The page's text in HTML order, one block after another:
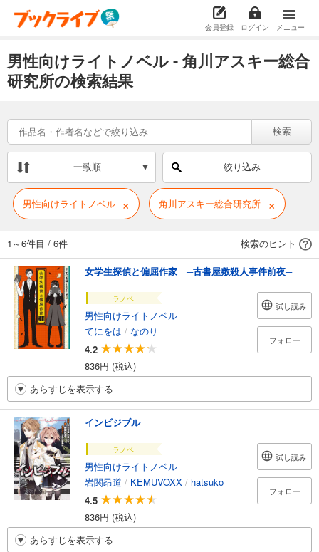
会員登録 ログイン メニュー
男性向けライトノベル - 角川アスキー総合
研究所の検索結果
検索
一致順 絞り込み
男性向けライトノベル × 角川アスキー総合研究所 ×
1～6件目 / 6件 検索のヒント
女学生探偵と偏屈作家 ─古書屋敷殺人事件前夜─
ラノベ
男性向けライトノベル
てにをは / なのり
4.2
836円 (税込)
試し読み
フォロー
あらすじを表示する
インビジブル
ラノベ
男性向けライトノベル
岩関昂道 / KEMUVOXX / hatsuko
4.5
836円 (税込)
試し読み
フォロー
あらすじを表示する